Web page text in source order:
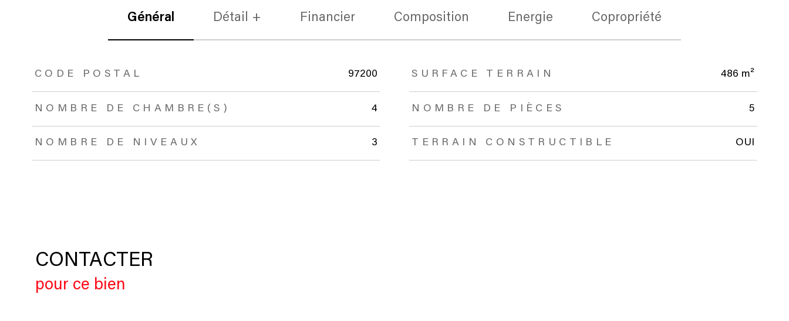
Général Détail + Financier Composition Energie Copropriété
TRAD_ZEPHYR_Caracteristique
CODE POSTAL 97200 SURFACE TERRAIN 486 m²
NOMBRE DE CHAMBRE(S) 4 NOMBRE DE PIÈCES 5
NOMBRE DE NIVEAUX 3 TERRAIN CONSTRUCTIBLE OUI
CONTACTER
pour ce bien